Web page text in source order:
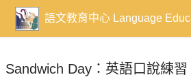
主
要
語文教育中心 Language
Sandwich Day：英語口說練